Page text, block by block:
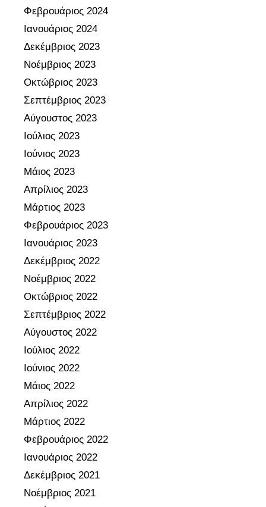
Φεβρουάριος 2024
Ιανουάριος 2024
Δεκέμβριος 2023
Νοέμβριος 2023
Οκτώβριος 2023
Σεπτέμβριος 2023
Αύγουστος 2023
Ιούλιος 2023
Ιούνιος 2023
Μάιος 2023
Απρίλιος 2023
Μάρτιος 2023
Φεβρουάριος 2023
Ιανουάριος 2023
Δεκέμβριος 2022
Νοέμβριος 2022
Οκτώβριος 2022
Σεπτέμβριος 2022
Αύγουστος 2022
Ιούλιος 2022
Ιούνιος 2022
Μάιος 2022
Απρίλιος 2022
Μάρτιος 2022
Φεβρουάριος 2022
Ιανουάριος 2022
Δεκέμβριος 2021
Νοέμβριος 2021